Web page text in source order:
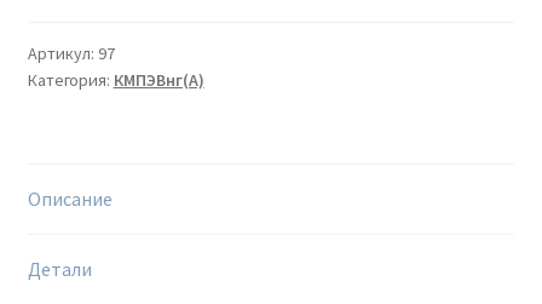
Артикул: 97
Категория: КМПЭВнг(А)
Описание
Детали